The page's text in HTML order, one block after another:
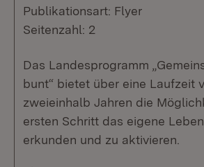
Publikationsart: Flyer
Seitenzahl: 2
Das Landesprogramm
bunt“ bietet über eine Laufzeit
zweieinhalb Jahren die
ersten Schritt das eigene
erkunden und zu aktivieren.